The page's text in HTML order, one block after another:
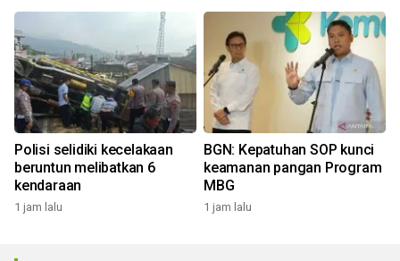
Polisi selidiki kecelakaan
beruntun melibatkan 6
kendaraan
1 jam lalu
BGN: Kepatuhan SOP kunci
keamanan pangan Program
MBG
1 jam lalu